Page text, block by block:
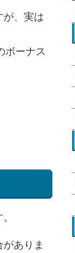
が、実は
ボーナス
ありま